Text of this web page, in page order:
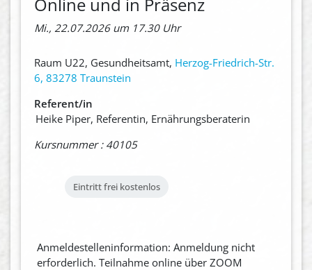
Mi., 22.07.2026 um 17.30 Uhr
Raum U22, Gesundheitsamt, Herzog-Friedrich-Str.
6, 83278 Traunstein
Referent/in
Heike Piper, Referentin, Ernährungsberaterin
Kursnummer : 40105
Eintritt frei kostenlos
Anmeldestelleninformation: Anmeldung nicht
erforderlich. Teilnahme online über ZOOM